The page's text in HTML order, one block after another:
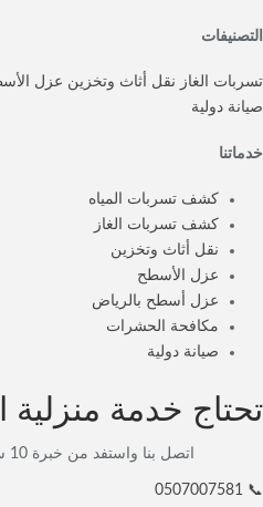
التصنيفات
تسربات الغاز نقل أثاث وتخزين عزل
صيانة دولية
خدماتنا
كشف تسربات المياه
كشف تسربات الغاز
نقل أثاث وتخزين
عزل الأسطح
عزل أسطح بالرياض
مكافحة الحشرات
صيانة دولية
تحتاج خدمة منزلية
اتصل بنا واستفد من خبرة 10 سنوات في خدمات الرياض
📞 0507007581